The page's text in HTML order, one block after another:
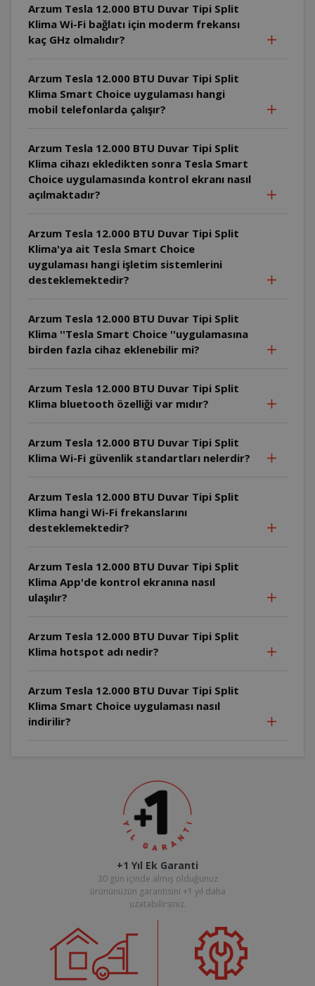
Arzum Tesla 12.000 BTU Duvar Tipi Split
Klima Wi-Fi bağlatı için moderm frekansı
kaç GHz olmalıdır?
Arzum Tesla 12.000 BTU Duvar Tipi Split
Klima Smart Choice uygulaması hangi
mobil telefonlarda çalışır?
Arzum Tesla 12.000 BTU Duvar Tipi Split
Klima cihazı ekledikten sonra Tesla Smart
Choice uygulamasında kontrol ekranı nasıl
açılmaktadır?
Arzum Tesla 12.000 BTU Duvar Tipi Split
Klima'ya ait Tesla Smart Choice
uygulaması hangi işletim sistemlerini
desteklemektedir?
Arzum Tesla 12.000 BTU Duvar Tipi Split
Klima ''Tesla Smart Choice ''uygulamasına
birden fazla cihaz eklenebilir mi?
Arzum Tesla 12.000 BTU Duvar Tipi Split
Klima bluetooth özelliği var mıdır?
Arzum Tesla 12.000 BTU Duvar Tipi Split
Klima Wi-Fi güvenlik standartları nelerdir?
Arzum Tesla 12.000 BTU Duvar Tipi Split
Klima hangi Wi-Fi frekanslarını
desteklemektedir?
Arzum Tesla 12.000 BTU Duvar Tipi Split
Klima App'de kontrol ekranına nasıl
ulaşılır?
Arzum Tesla 12.000 BTU Duvar Tipi Split
Klima hotspot adı nedir?
Arzum Tesla 12.000 BTU Duvar Tipi Split
Klima Smart Choice uygulaması nasıl
indirilir?
+1 Yıl Ek Garanti
30 gün içinde almış olduğunuz
ürününüzün garantisini +1 yıl daha
uzatabilirsiniz.